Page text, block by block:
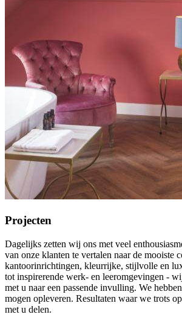
Projecten
Dagelijks zetten wij ons met veel
van onze klanten te vertalen naar de mooiste
kantoorinrichtingen, kleurrijke, stijlvolle en
tot inspirerende werk- en leeromgevingen -
met u naar een passende invulling. We
mogen opleveren. Resultaten waar we trots
met u delen.